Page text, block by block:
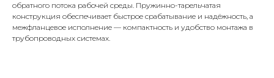
обратного потока рабочей среды. Пружинно-тарельчатая
конструкция обеспечивает быстрое срабатывание и надёжность, а
межфланцевое исполнение — компактность и удобство монтажа в
трубопроводных системах.